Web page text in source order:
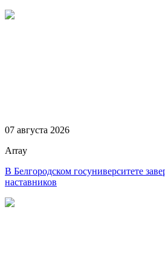
07 августа 2026
Array
В Белгородском госуниверситете
наставников